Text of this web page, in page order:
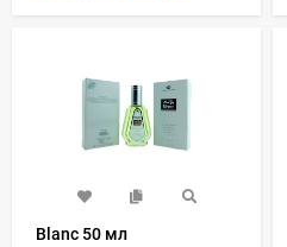
Blanc 50 мл